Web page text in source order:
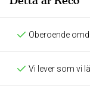
Oberoende
Vi lever som vi